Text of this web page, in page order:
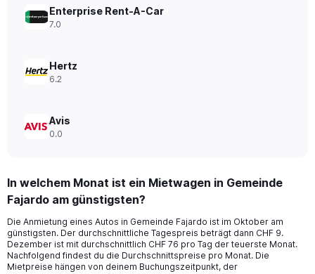
to
Enterprise Rent-A-Car
7.0
Hertz
6.2
Avis
0.0
In welchem Monat ist ein Mietwagen in Gemeinde
Fajardo am günstigsten?
Die Anmietung eines Autos in Gemeinde Fajardo ist im Oktober am
günstigsten. Der durchschnittliche Tagespreis beträgt dann CHF 9.
Dezember ist mit durchschnittlich CHF 76 pro Tag der teuerste Monat.
Nachfolgend findest du die Durchschnittspreise pro Monat. Die
Mietpreise hängen von deinem Buchungszeitpunkt, der